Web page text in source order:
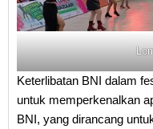
Keterlibatan BNI dalam
untuk memperkenalkan
BNI, yang dirancang